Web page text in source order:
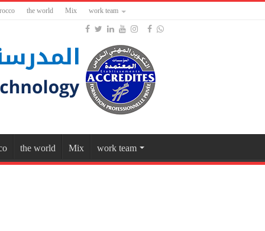
the world Mix work team
the world Mix work team